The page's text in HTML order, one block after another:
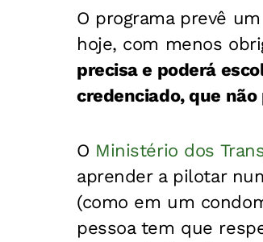
O programa prevê
hoje, com menos
precisa e poderá
credenciado, que
O Ministério dos
aprender a pilotar
(como em um
pessoa tem que